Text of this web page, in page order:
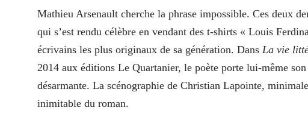
Mathieu Arsenault cherche la phrase impossible. Ces deux
qui s’est rendu célèbre en vendant des t‑shirts « Louis
écrivains les plus originaux de sa génération. Dans La vie
2014 aux éditions Le Quartanier, le poète porte lui-même
désarmante. La scénographie de Christian Lapointe,
inimitable du roman.